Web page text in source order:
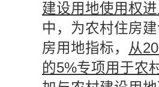
建设用地使用权
中，为农村住房
房用地指标， 从
的5%专项用于农